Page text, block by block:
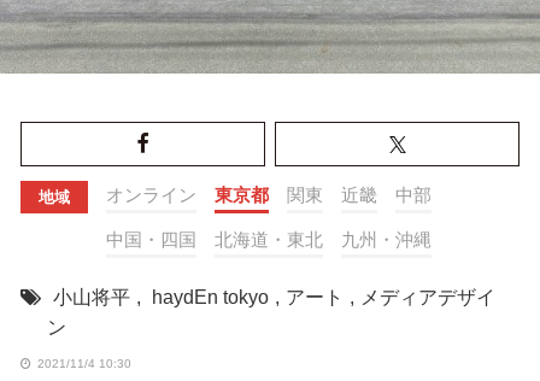
地域 オンライン 東京都 関東 近畿 中部
中国・四国 北海道・東北 九州・沖縄
小山将平 , haydEn tokyo , アート , メディアデザイ
ン
2021/11/4 10:30